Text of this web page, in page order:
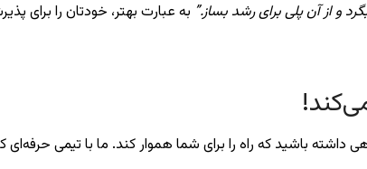
و از آن پلی برای رشد بساز.” به عبارت بهتر، خودتان را برای
باشید که راه را برای شما هموار کند. ما با تیمی حرفه‌ای